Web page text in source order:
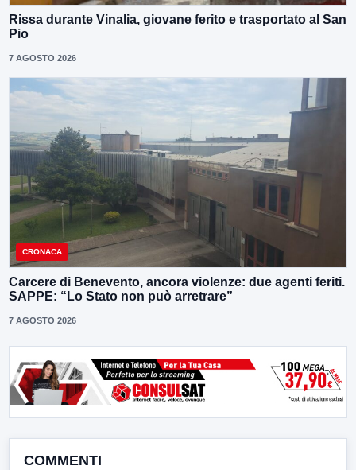
Rissa durante Vinalia, giovane ferito e trasportato al San
Pio
7 AGOSTO 2026
CRONACA
Carcere di Benevento, ancora violenze: due agenti feriti.
SAPPE: “Lo Stato non può arretrare”
7 AGOSTO 2026
COMMENTI